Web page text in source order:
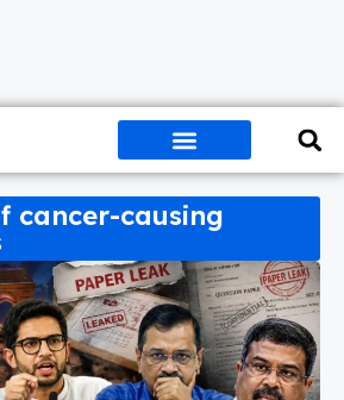
cancer-causing